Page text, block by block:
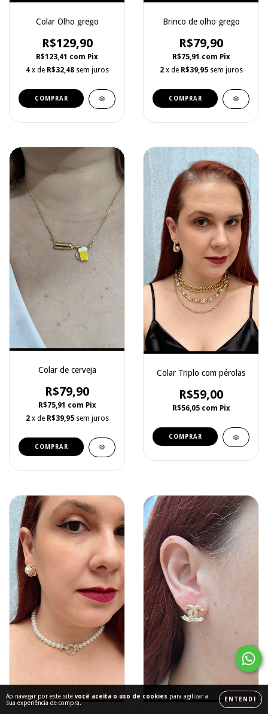
Ao navegar por este site você aceita o uso de cookies para agilizar a
sua experiência de compra.
ENTENDI
Colar Olho grego
R$129,90
R$123,41 com Pix
4 x de R$32,48 sem juros
COMPRAR
Brinco de olho grego
R$79,90
R$75,91 com Pix
2 x de R$39,95 sem juros
Colar de cerveja
R$79,90
R$75,91 com Pix
2 x de R$39,95 sem juros
COMPRAR
Colar Triplo com pérolas
R$59,00
R$56,05 com Pix
COMPRAR